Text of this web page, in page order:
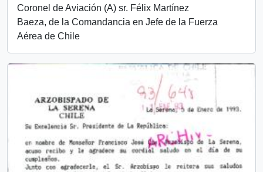
Coronel de Aviación (A) sr. Félix Martínez
Baeza, de la Comandancia en Jefe de la Fuerza
Aérea de Chile